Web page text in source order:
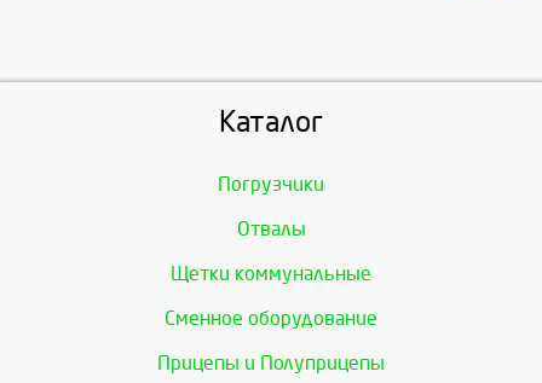
Каталог
Погрузчики
Отвалы
Щетки коммунальные
Сменное оборудование
Прицепы и Полуприцепы